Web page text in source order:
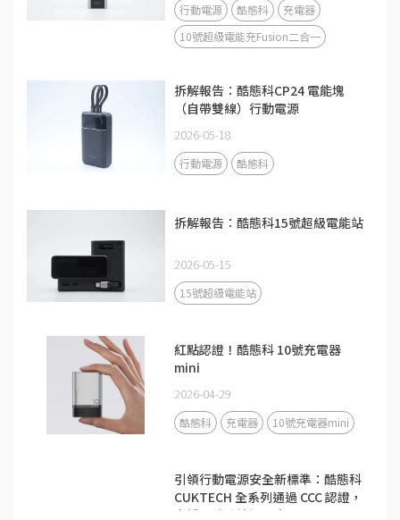
行動電源 酷態科
充電器
10號超級電能充Fusion二合一
拆解報告：酷態科CP24 電能塊
（自帶雙線）行動電源
2026-05-18
行動電源 酷態科
拆解報告：酷態科15號超級電能站
2026-05-15
15號超級電能站
紅點認證！酷態科 10號充電器
mini
2026-04-29
酷態科 充電器 10號充電器mini
引領行動電源安全新標準：酷態科
CUKTECH 全系列通過 CCC 認證，
守護全球跨境通關安全